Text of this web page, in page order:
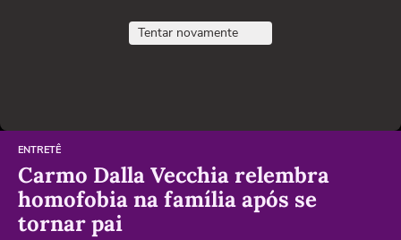
Tentar novamente
ENTRETÊ
Carmo Dalla Vecchia relembra
homofobia na família após se
tornar pai